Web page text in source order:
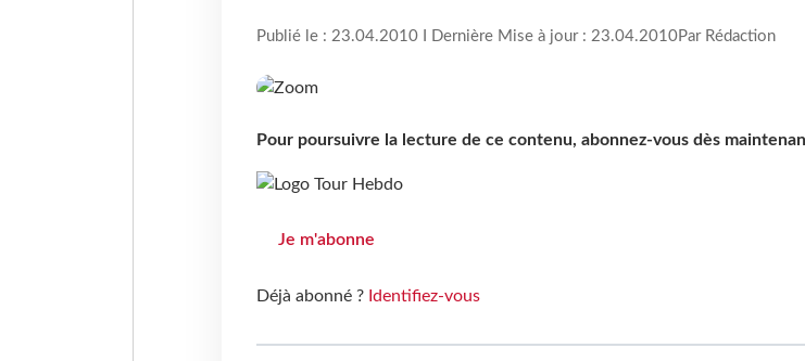
Publié le : 23.04.2010 I Dernière Mise à jour : 23.04.2010Par Rédaction
Pour poursuivre la lecture de ce contenu, abonnez-vous dès
Je m'abonne
Déjà abonné ? Identifiez-vous